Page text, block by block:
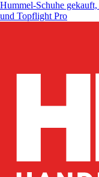
Hummel-Schuhe gekauft,
und Topflight Pro